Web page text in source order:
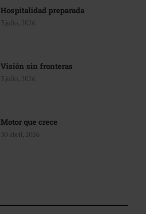
Hospitalidad preparada
3 julio, 2026
Visión sin fronteras
3 julio, 2026
Motor que crece
30 abril, 2026